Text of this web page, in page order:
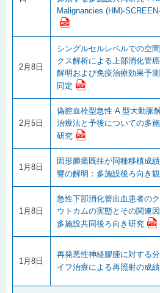
Malignancies (HM)-
2月8日
シングルセルレベルでの空
クス解析による上部消化管
解明および免疫治療効果予
同定
2月5日
偽腔血栓型急性 A 型大動脈
治療法と予後についての多
研究
1月8日
固形腫瘍既往が同種移植成
響の解明：多施設後ろ向き
1月8日
急性下部消化管出血患者の
ウトカムの実態とその関連
多施設共同後ろ向き研究
1月8日
再発悪性神経膠腫に対する
イフ治療による再照射の成績